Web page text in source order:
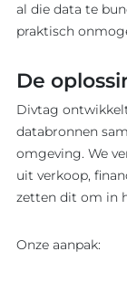
al die data te
praktisch
De
Divtag
databronnen
omgeving. We
uit verkoop,
zetten dit om in
Onze aanpak: